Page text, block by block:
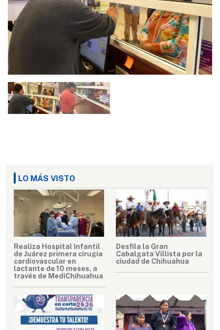
LO MÁS VISTO
Realiza Hospital Infantil
de Juárez primera cirugía
cardiovascular en
lactante de 10 meses, a
través de MediChihuahua
Desfila la Gran
Cabalgata Villista por la
ciudad de Chihuahua